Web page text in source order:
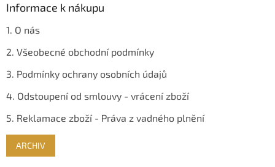
Informace k nákupu
1. O nás
2. Všeobecné obchodní podmínky
3. Podmínky ochrany osobních údajů
4. Odstoupení od smlouvy - vrácení zboží
5. Reklamace zboží - Práva z vadného plnění
ARCHIV